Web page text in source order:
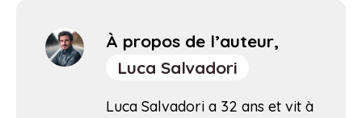
À propos de l’auteur,
Luca Salvadori
Luca Salvadori a 32 ans et vit à